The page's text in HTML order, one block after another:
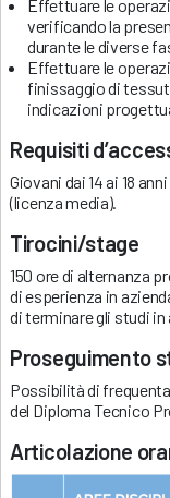
Effettuare le
verificando la
durante le diverse
Effettuare le
finissaggio di
indicazioni
Requisiti
Giovani dai 14 ai 18
(licenza media).
Tirocini/stage
150 ore di alternanza
di esperienza in
di terminare gli studi
Proseguimento
Possibilità di
del Diploma Tecnico
Articolazione